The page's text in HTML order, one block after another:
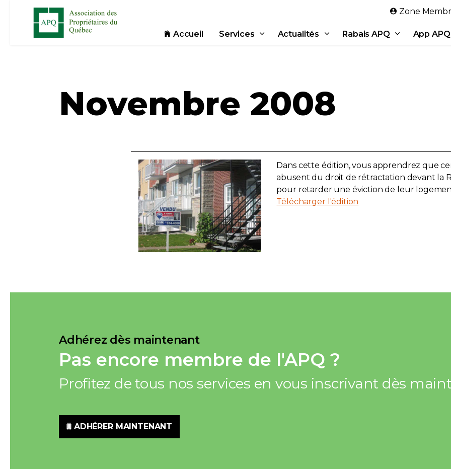
Accueil Services Actualités Rabais APQ App APQ
Zone
Novembre 2008
Dans cette édition, vous apprendrez que
abusent du droit de rétractation devant la
pour retarder une éviction de leur
Télécharger l'édition
Adhérez dès maintenant
Pas encore membre de l'APQ ?
Profitez de tous nos services en vous inscrivant dès
ADHÉRER MAINTENANT